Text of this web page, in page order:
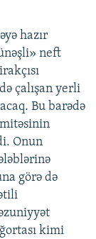
hazır
neft
çalışan yerli
Bu barədə
Onun
görə də
kimi